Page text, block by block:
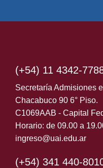
(+54) 11 4342-
Secretaría Admisiones
Chacabuco 90 6° Piso.
C1069AAB - Capital
Horario: de 09.00 a
ingreso@uai.edu.ar
(+54) 341 440-